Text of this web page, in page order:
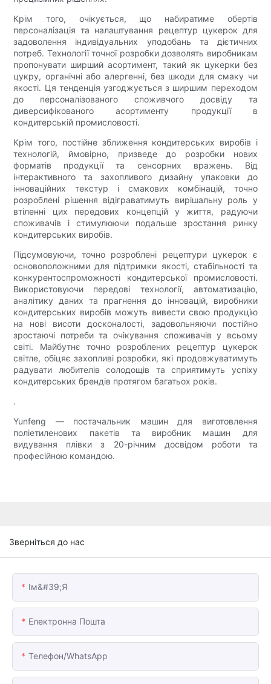
Крім того, очікується, що набиратиме обертів
персоналізація та налаштування рецептур цукерок для
задоволення індивідуальних уподобань та дієтичних
потреб. Технології точної розробки дозволять виробникам
пропонувати ширший асортимент, такий як цукерки без
цукру, органічні або алергенні, без шкоди для смаку чи
якості. Ця тенденція узгоджується з ширшим переходом
до персоналізованого споживчого досвіду та
диверсифікованого асортименту продукції в
кондитерській промисловості.
Крім того, постійне зближення кондитерських виробів і
технологій, ймовірно, призведе до розробки нових
форматів продукції та сенсорних вражень. Від
інтерактивного та захопливого дизайну упаковки до
інноваційних текстур і смакових комбінацій, точно
розроблені рішення відіграватимуть вирішальну роль у
втіленні цих передових концепцій у життя, радуючи
споживачів і стимулюючи подальше зростання ринку
кондитерських виробів.
Підсумовуючи, точно розроблені рецептури цукерок є
основоположними для підтримки якості, стабільності та
конкурентоспроможності кондитерської промисловості.
Використовуючи передові технології, автоматизацію,
аналітику даних та прагнення до інновацій, виробники
кондитерських виробів можуть вивести свою продукцію
на нові висоти досконалості, задовольняючи постійно
зростаючі потреби та очікування споживачів у всьому
світі. Майбутнє точно розроблених рецептур цукерок
світле, обіцяє захопливі розробки, які продовжуватимуть
радувати любителів солодощів та сприятимуть успіху
кондитерських брендів протягом багатьох років.
.
Yunfeng — постачальник машин для виготовлення
поліетиленових пакетів та виробник машин для
видування плівки з 20-річним досвідом роботи та
професійною командою.
Зверніться до нас
Ім&#39;я
Електронна Пошта
Телефон/WhatsApp